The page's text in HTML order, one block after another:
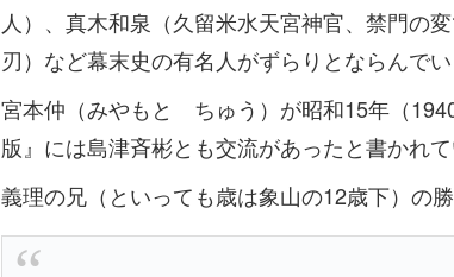
人）、真木和泉（久留米水天宮神官、禁門の
刃）など幕末史の有名人がずらりとならんでい
宮本仲（みやもと ちゅう）が昭和15年（
版』には島津斉彬とも交流があったと書かれ
義理の兄（といっても歳は象山の12歳下）の